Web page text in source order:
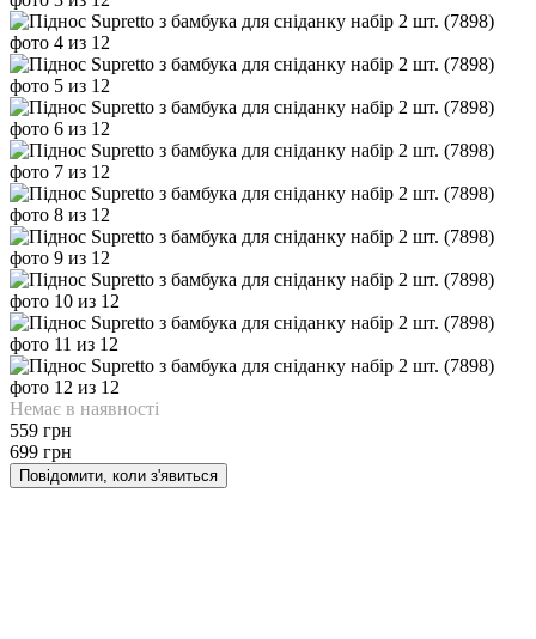
Немає в наявності
559 грн
699 грн
Повідомити, коли з'явиться